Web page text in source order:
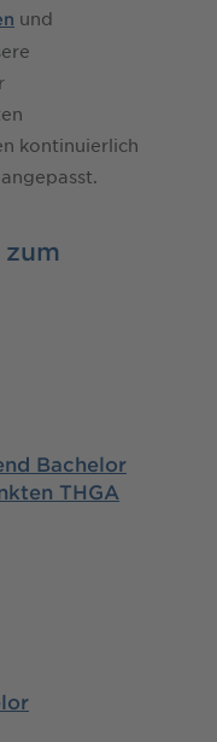
und
kontinuierlich
angepasst.
Bachelor
THGA